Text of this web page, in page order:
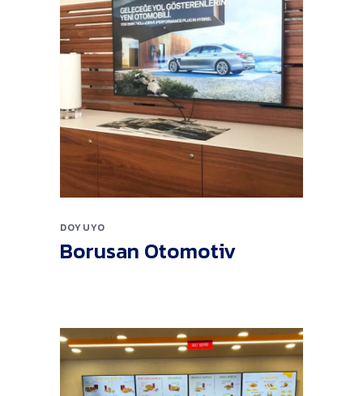
DOYUYO
Borusan Otomotiv